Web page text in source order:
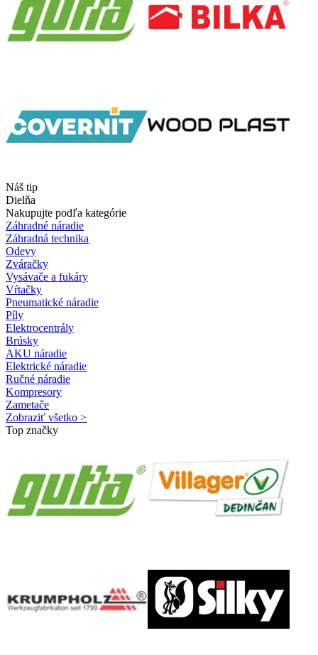
Náš tip
Dielňa
Nakupujte podľa kategórie
Záhradné náradie
Záhradná technika
Odevy
Zváračky
Vysávače a fukáry
Vŕtačky
Pneumatické náradie
Píly
Elektrocentrály
Brúsky
AKU náradie
Elektrické náradie
Ručné náradie
Kompresory
Zametače
Zobraziť všetko >
Top značky